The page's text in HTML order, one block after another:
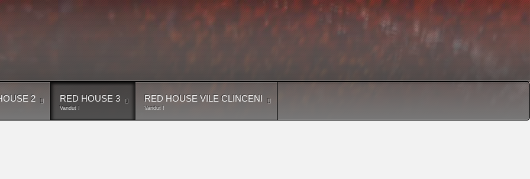
2 RED HOUSE 3
Vandut !
RED HOUSE VILE CLINCENI
Vandut !